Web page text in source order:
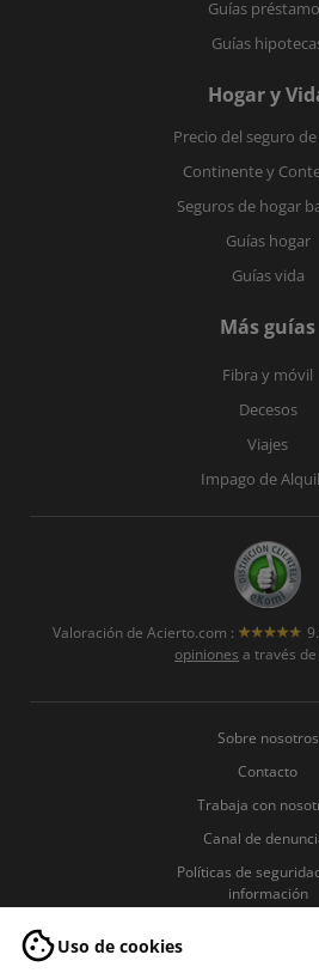
Uso de cookies
Guías
Guías
Hogar y
Precio del seguro
Continente y
Seguros de hogar
Guías hogar
Guías vida
Más guías
Fibra y móvil
Decesos
Viajes
Impago de
Valoración de Acierto.com :
opiniones a través de
Sobre nosotros
Contacto
Trabaja con
Canal de
Políticas de
información